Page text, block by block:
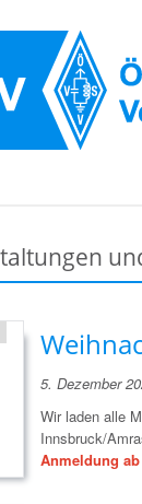
5. Dezember
Wir laden alle
Innsbruck/
Anmeldung